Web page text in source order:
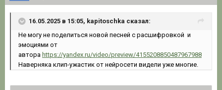
16.05.2025 в 15:05, kapitoschka сказал:
Не могу не поделиться новой песней с расшифровкой и
эмоциями от
автора https://yandex.ru/video/preview/4155208850487967988
Наверняка клип-ужастик от нейросети видели уже многие.